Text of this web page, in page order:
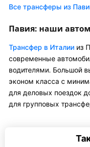
Все трансферы из
Павия: наши
Трансфер в Италии из
современные
водителями. Большой
эконом класса с
для деловых поездок
для групповых